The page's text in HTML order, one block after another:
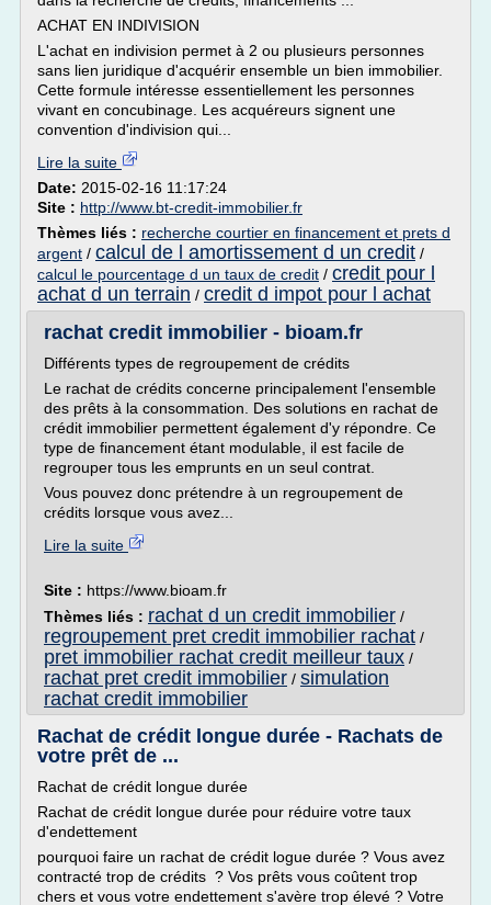
ACHAT EN INDIVISION
L'achat en indivision permet à 2 ou plusieurs personnes
sans lien juridique d'acquérir ensemble un bien immobilier.
Cette formule intéresse essentiellement les personnes
vivant en concubinage. Les acquéreurs signent une
convention d'indivision qui...
Lire la suite
Date: 2015-02-16 11:17:24
Site : http://www.bt-credit-immobilier.fr
Thèmes liés : recherche courtier en financement et prets d
argent / calcul de l amortissement d un credit /
calcul le pourcentage d un taux de credit / credit pour l
achat d un terrain / credit d impot pour l achat
rachat credit immobilier - bioam.fr
Différents types de regroupement de crédits
Le rachat de crédits concerne principalement l'ensemble
des prêts à la consommation. Des solutions en rachat de
crédit immobilier permettent également d'y répondre. Ce
type de financement étant modulable, il est facile de
regrouper tous les emprunts en un seul contrat.
Vous pouvez donc prétendre à un regroupement de
crédits lorsque vous avez...
Lire la suite
Site : https://www.bioam.fr
Thèmes liés : rachat d un credit immobilier /
regroupement pret credit immobilier rachat /
pret immobilier rachat credit meilleur taux /
rachat pret credit immobilier / simulation
rachat credit immobilier
Rachat de crédit longue durée - Rachats de
votre prêt de ...
Rachat de crédit longue durée
Rachat de crédit longue durée pour réduire votre taux
d'endettement
pourquoi faire un rachat de crédit logue durée ? Vous avez
contracté trop de crédits ? Vos prêts vous coûtent trop
chers et vous votre endettement s'avère trop élevé ? Votre